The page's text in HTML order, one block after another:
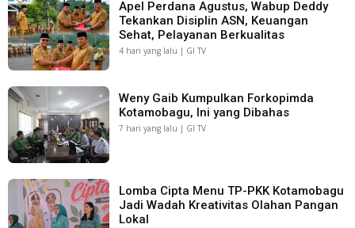
Apel Perdana Agustus, Wabup Deddy
Tekankan Disiplin ASN, Keuangan
Sehat, Pelayanan Berkualitas
4 hari yang lalu | GI TV
Weny Gaib Kumpulkan Forkopimda
Kotamobagu, Ini yang Dibahas
7 hari yang lalu | GI TV
Lomba Cipta Menu TP-PKK Kotamobagu
Jadi Wadah Kreativitas Olahan Pangan
Lokal